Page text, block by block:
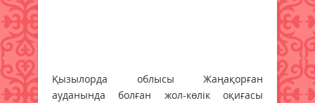
Қызылорда облысы Жаңақорған
ауданында болған жол-көлік оқиғасы